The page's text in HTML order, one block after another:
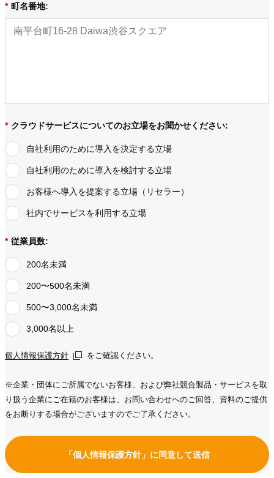
* 町名番地:
* クラウドサービスについてのお立場をお聞かせください:
自社利用のために導入を決定する立場
自社利用のために導入を検討する立場
お客様へ導入を提案する立場（リセラー）
社内でサービスを利用する立場
* 従業員数:
200名未満
200〜500名未満
500〜3,000名未満
3,000名以上
個人情報保護方針
個人情報保護方針
個人情報保護方針 をご確認ください。
※企業・団体にご所属でないお客様、および弊社競合製品・サービスを取
り扱う企業にご在籍のお客様は、お問い合わせへのご回答、資料のご提供
をお断りする場合がございますのでご了承ください。
「個人情報保護方針」に同意して送信